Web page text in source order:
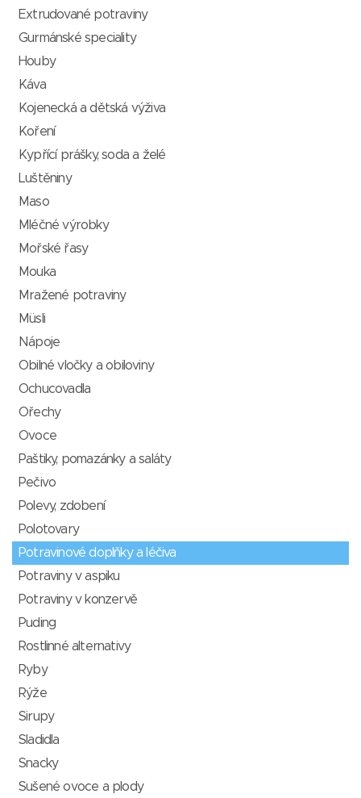
Extrudované potraviny
Gurmánské speciality
Houby
Káva
Kojenecká a dětská výživa
Koření
Kypřící prášky, soda a želé
Luštěniny
Maso
Mléčné výrobky
Mořské řasy
Mouka
Mražené potraviny
Müsli
Nápoje
Obilné vločky a obiloviny
Ochucovadla
Ořechy
Ovoce
Paštiky, pomazánky a saláty
Pečivo
Polevy, zdobení
Polotovary
Potravinové doplňky a léčiva
Potraviny v aspiku
Potraviny v konzervě
Puding
Rostlinné alternativy
Ryby
Rýže
Sirupy
Sladidla
Snacky
Sušené ovoce a plody